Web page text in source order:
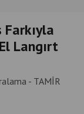
Langırt
- TAMİR